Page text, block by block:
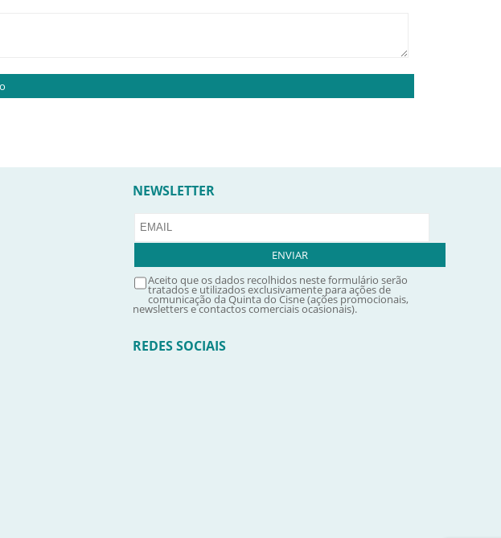
NEWSLETTER
Aceito que os dados recolhidos neste formulário serão
tratados e utilizados exclusivamente para ações de
comunicação da Quinta do Cisne (ações promocionais,
newsletters e contactos comerciais ocasionais).
REDES SOCIAIS